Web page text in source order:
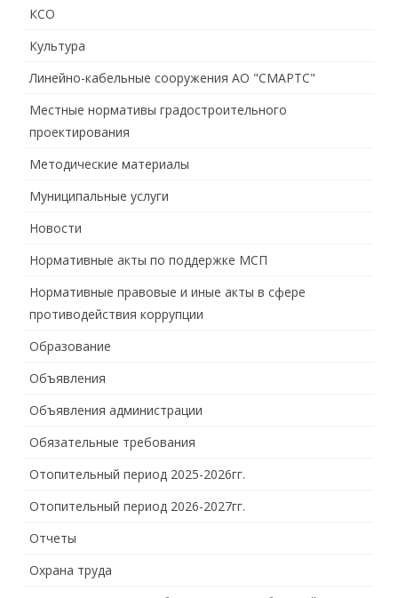
КСО
Культура
Линейно-кабельные сооружения АО "СМАРТС"
Местные нормативы градостроительного
проектирования
Методические материалы
Муниципальные услуги
Новости
Нормативные акты по поддержке МСП
Нормативные правовые и иные акты в сфере
противодействия коррупции
Образование
Объявления
Объявления администрации
Обязательные требования
Отопительный период 2025-2026гг.
Отопительный период 2026-2027гг.
Отчеты
Охрана труда